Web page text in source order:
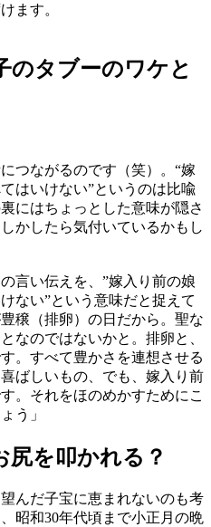
ます。
のタブーのワケと
つながるのです（笑）。“嫁
はいけない”というのは比喩
にはちょっとした意味が隠さ
かしたら気付いているかもし
言い伝えを、”嫁入り前の娘
ない”という意味だと捉えて
穣（排卵）の日だから。聖な
なのではないかと。排卵と、
。すべて豊かさを連想させる
ばしいもの、でも、嫁入り前
。それをほのめかすためにこ
う」
尻を叩かれる？
んだ子宝に恵まれないのも考
昭和30年代頃まで小正月の晩